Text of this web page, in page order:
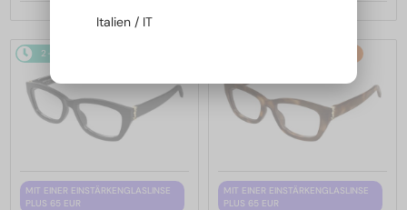
2-4 WERKTAGE
MIT EINER EINSTÄRKENGLASLINSE
PLUS 65 EUR
MIT EINER EINSTÄRKENGLASLINSE
PLUS 65 EUR
Italien / IT